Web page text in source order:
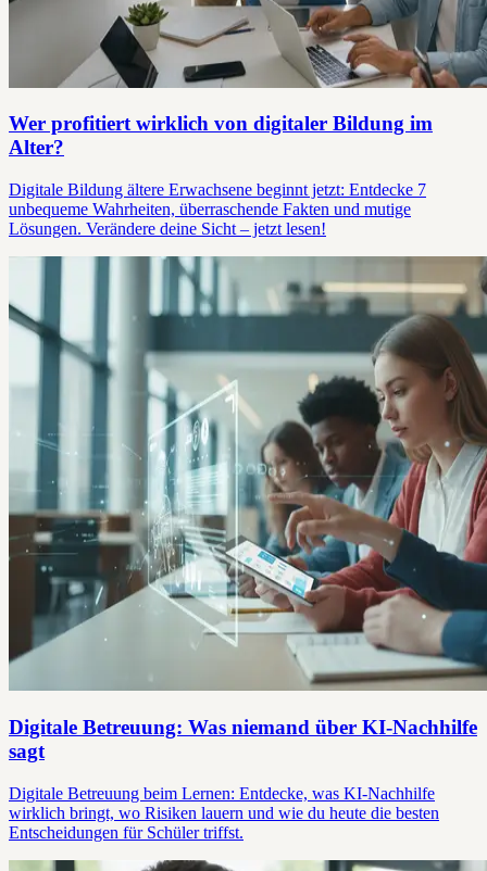
Wer profitiert wirklich von digitaler Bildung im
Alter?
Digitale Bildung ältere Erwachsene beginnt jetzt: Entdecke 7
unbequeme Wahrheiten, überraschende Fakten und mutige
Lösungen. Verändere deine Sicht – jetzt lesen!
Digitale Betreuung: Was niemand über KI-Nachhilfe
sagt
Digitale Betreuung beim Lernen: Entdecke, was KI-Nachhilfe
wirklich bringt, wo Risiken lauern und wie du heute die besten
Entscheidungen für Schüler triffst.